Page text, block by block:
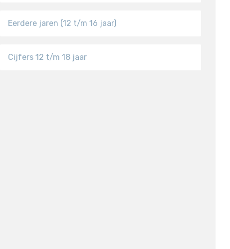
Eerdere jaren (12 t/m 16 jaar)
Cijfers 12 t/m 18 jaar